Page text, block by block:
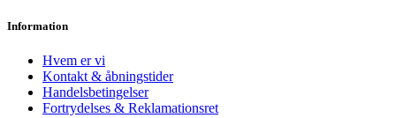
Information
Hvem er vi
Kontakt & åbningstider
Handelsbetingelser
Fortrydelses & Reklamationsret